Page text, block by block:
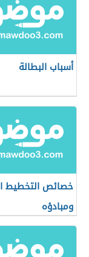
أسباب البطالة
خصائص التخطيط
ومبادؤه